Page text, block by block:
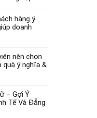
hàng ý
doanh
nên chọn
quà ý nghĩa &
– Gợi Ý
Tế Và Đẳng